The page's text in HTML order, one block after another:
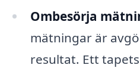
Ombesörja
mätningar är
resultat. Ett